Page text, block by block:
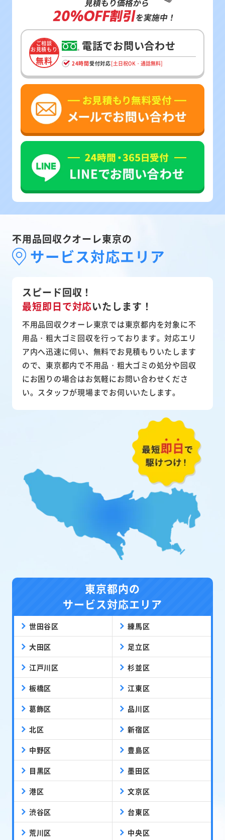
見積もり価格から
20%OFF割引を実施中！
ご相談
お見積もり
無料
電話でお問い合わせ
24時間受付対応[土日祝OK・通話無料]
不用品回収クオーレ東京の
サービス対応エリア
スピード回収！
最短即日で対応いたします！
不用品回収クオーレ東京では東京都内を対象に不
用品・粗大ゴミ回収を行っております。対応エリ
ア内へ迅速に伺い、無料でお見積もりいたします
ので、東京都内で不用品・粗大ゴミの処分や回収
にお困りの場合はお気軽にお問い合わせくださ
い。スタッフが現場までお伺いいたします。
東京都内の
サービス対応エリア
世田谷区 練馬区
大田区 足立区
江戸川区 杉並区
板橋区 江東区
葛飾区 品川区
北区 新宿区
中野区 豊島区
目黒区 墨田区
港区 文京区
渋谷区 台東区
荒川区 中央区